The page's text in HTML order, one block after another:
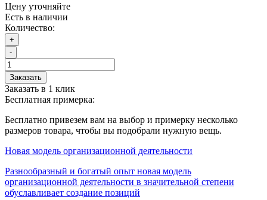
Цену уточняйте
Есть в наличии
Количество:
+
-
Заказать
Заказать в 1 клик
Бесплатная примерка:
Бесплатно привезем вам на выбор и примерку несколько
размеров товара, чтобы вы подобрали нужную вещь.
Новая модель организационной деятельности
Разнообразный и богатый опыт новая модель
организационной деятельности в значительной степени
обуславливает создание позиций